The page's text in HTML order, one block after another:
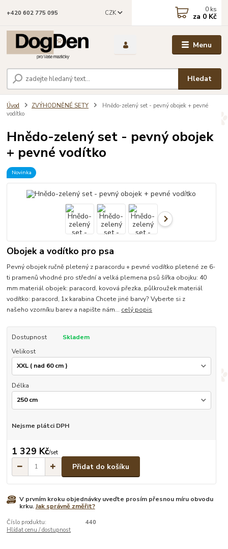
Menu
CZK
Hledat
+420 602 775 095 0 ks
za 0 Kč
Úvod ZVÝHODNĚNÉ SETY
Hnědo-zelený set - pevný obojek + pevné
vodítko
Hnědo-zelený set - pevný obojek
+ pevné vodítko
Novinka
Obojek a vodítko pro psa
Pevný obojek ručně pletený z paracordu + pevné vodítko pletené ze 6-
ti pramenů vhodné pro střední a velká plemena psů šířka obojku: 40
mm materiál obojek: paracord, kovová přezka, půlkroužek materiál
vodítko: paracord, 1x karabina Chcete jiné barvy? Vyberte si z
našeho vzorníku barev a napište nám... celý popis
Dostupnost
Skladem
Velikost
Délka
Nejsme plátci DPH
1 329 Kč/set
Přidat do košíku
V prvním kroku objednávky uveďte prosím přesnou míru obvodu
krku.Jak správně změřit?
Číslo produktu:
440
Hlídat cenu / dostupnost